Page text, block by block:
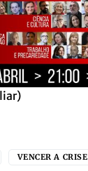
VENCER A CRISE